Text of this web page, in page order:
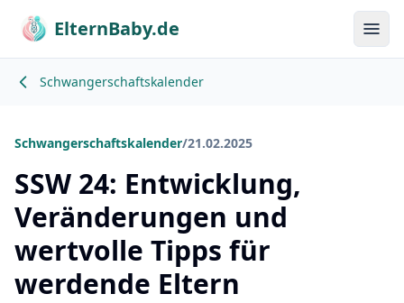
ElternBaby.de
Schwangerschaftskalender
Schwangerschaftskalender/21.02.2025
SSW 24: Entwicklung,
Veränderungen und
wertvolle Tipps für
werdende Eltern